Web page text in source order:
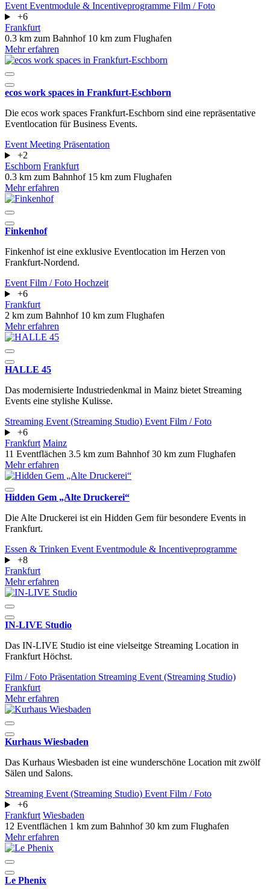
Event Eventmodule & Incentiveprogramme Film / Foto
+6
Frankfurt
0.3 km zum Bahnhof 10 km zum Flughafen
Mehr erfahren
ecos work spaces in Frankfurt-Eschborn
Die ecos work spaces Frankfurt-Eschborn sind eine repräsentative
Eventlocation für Business Events.
Event Meeting Präsentation
+2
Eschborn Frankfurt
0.3 km zum Bahnhof 15 km zum Flughafen
Mehr erfahren
Finkenhof
Finkenhof ist eine exklusive Eventlocation im Herzen von
Frankfurt-Nordend.
Event Film / Foto Hochzeit
+6
Frankfurt
2 km zum Bahnhof 10 km zum Flughafen
Mehr erfahren
HALLE 45
Das modernisierte Industriedenkmal in Mainz bietet Streaming
Events eine stylishe Kulisse.
Streaming Event (Streaming Studio) Event Film / Foto
+6
Frankfurt Mainz
11 Eventflächen 3.5 km zum Bahnhof30 km zum Flughafen
Mehr erfahren
Hidden Gem „Alte Druckerei“
Die Alte Druckerei ist ein Hidden Gem für besondere Events in
Frankfurt.
Essen & Trinken Event Eventmodule & Incentiveprogramme
+8
Frankfurt
Mehr erfahren
IN-LIVE Studio
Das IN-LIVE Studio ist eine vielseitge Streaming Location in
Frankfurt Höchst.
Film / Foto Präsentation Streaming Event (Streaming Studio)
Frankfurt
Mehr erfahren
Kurhaus Wiesbaden
Das Kurhaus Wiesbaden ist eine wunderschöne Location mit zwölf
Sälen und Salons.
Streaming Event (Streaming Studio) Event Film / Foto
+6
Frankfurt Wiesbaden
12 Eventflächen 1 km zum Bahnhof30 km zum Flughafen
Mehr erfahren
Le Phenix